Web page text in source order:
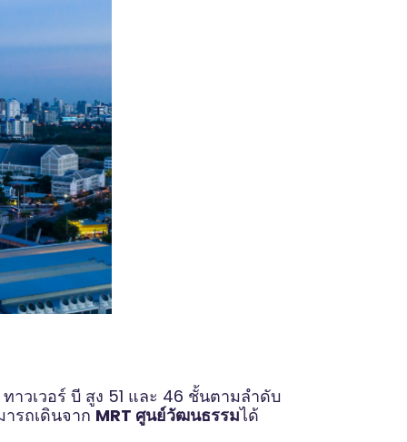
าวเวอร์ บี สูง 51 และ 46 ชั้นตามลำดับ
รถเดินจาก MRT ศูนย์วัฒนธรรมได้